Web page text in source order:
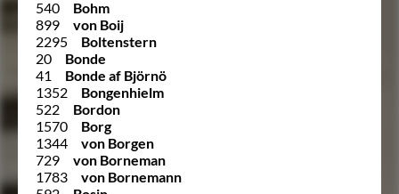
540
Bohm
899
von Boij
2295
Boltenstern
20
Bonde
41
Bonde af Björnö
1352
Bongenhielm
522
Bordon
1570
Borg
1344
von Borgen
729
von Borneman
1783
von Bornemann